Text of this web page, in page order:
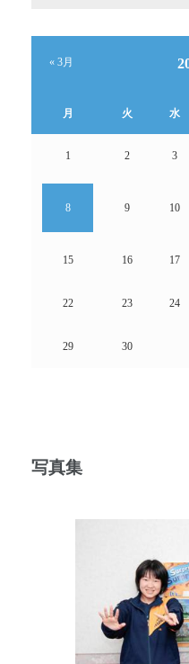
月 火 水
1 2 3
8 9 10
15 16 17
22 23 24
29 30
« 3月
写真集